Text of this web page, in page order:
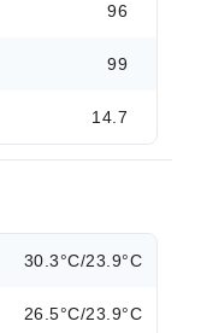
96
99
14.7
30.3°C/23.9°C
26.5°C/23.9°C